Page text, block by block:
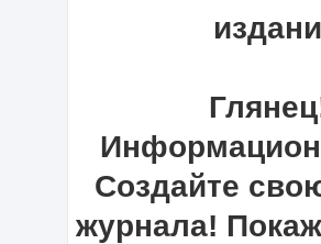
Создайте
журнала!